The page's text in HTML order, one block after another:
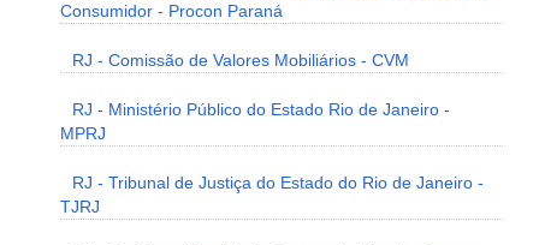
Consumidor - Procon Paraná
RJ - Comissão de Valores Mobiliários - CVM
RJ - Ministério Público do Estado Rio de Janeiro -
MPRJ
RJ - Tribunal de Justiça do Estado do Rio de Janeiro -
TJRJ